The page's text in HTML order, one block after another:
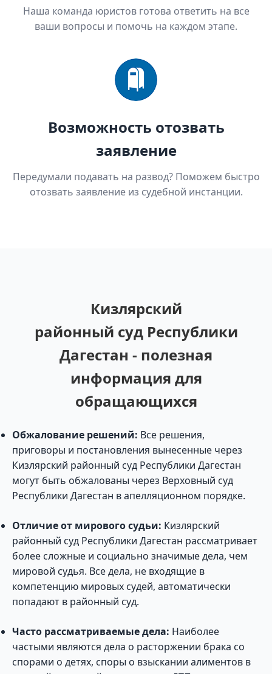
Наша команда юристов готова ответить на все
ваши вопросы и помочь на каждом этапе.
Возможность отозвать
заявление
Передумали подавать на развод? Поможем быстро
отозвать заявление из судебной инстанции.
Кизлярский
районный суд Республики
Дагестан - полезная
информация для
обращающихся
Обжалование решений: Все решения,
приговоры и постановления вынесенные через
Кизлярский районный суд Республики Дагестан
могут быть обжалованы через Верховный суд
Республики Дагестан в апелляционном порядке.
Отличие от мирового судьи: Кизлярский
районный суд Республики Дагестан рассматривает
более сложные и социально значимые дела, чем
мировой судья. Все дела, не входящие в
компетенцию мировых судей, автоматически
попадают в районный суд.
Часто рассматриваемые дела: Наиболее
частыми являются дела о расторжении брака со
спорами о детях, споры о взыскании алиментов в